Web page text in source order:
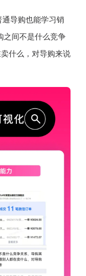
通导购也能学习销
之间不是什么竞争
什么，对导购来说